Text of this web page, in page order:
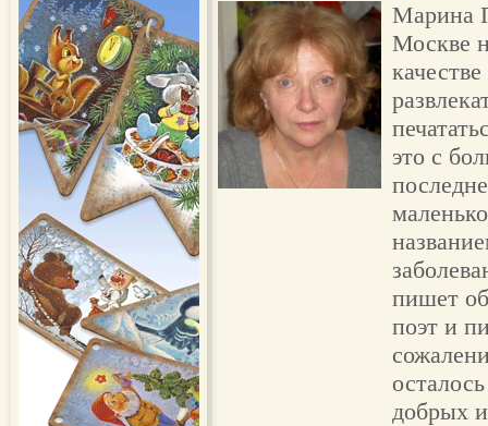
Марина
Москве
это с
пишет
поэт и
добрых